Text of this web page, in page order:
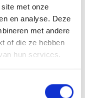
met onze
en analyse. Deze
met andere
of die ze hebben
hun services.